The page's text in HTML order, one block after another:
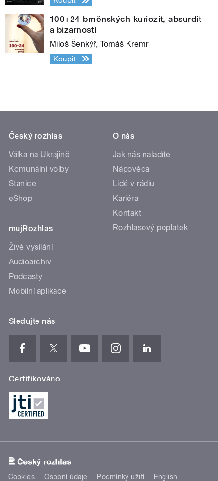
100+24 brněnských kuriozit, absurdit
a bizarností
Miloš Šenkýř, Tomáš Kremr
Koupit
Český rozhlas
Válka na Ukrajině
Komunální volby
Stanice
eShop
mujRozhlas
Živé vysílání
Audioarchiv
Podcasty
Mobilní aplikace
O nás
Jak nás naladíte
Nápověda
Lidé v rádiu
Kariéra
Kontakt
Rozhlasový poplatek
Sledujte nás
Certifikováno
Cookies Osobní údaje Podmínky užití English